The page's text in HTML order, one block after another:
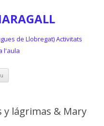
de Llobregat) Activitats
l'aula
Skip
content
y lágrimas & Mary